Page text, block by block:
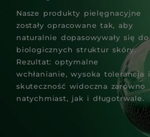
Nasze produkty pielęgnacyjne
zostały opracowane tak, aby
naturalnie dopasowywały się do
biologicznych struktur skóry.
Rezultat: optymalne
wchłanianie, wysoka tolerancja i
skuteczność widoczna zarówno
natychmiast, jak i długotrwale.